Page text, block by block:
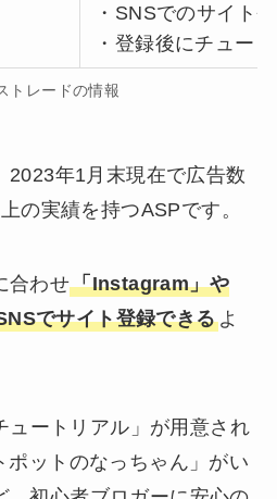
・SNSでのサイト
・登録後にチュー
トレードの情報
2023年1月末現在で広告数
の実績を持つASPです。
合わせ「Instagram」や
でサイト登録できるよ
ュートリアル」が用意され
ポットのなっちゃん」がい